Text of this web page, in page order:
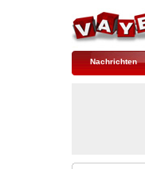
Nachrichten